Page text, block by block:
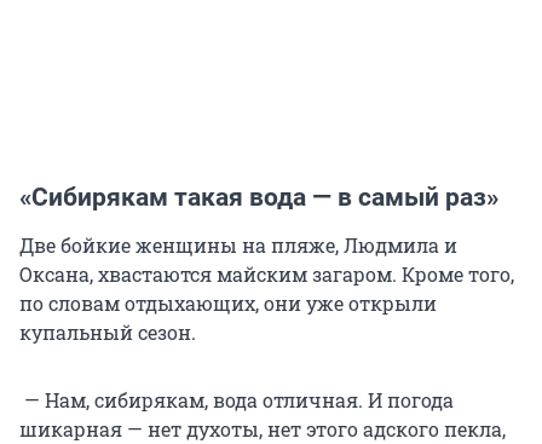
«Сибирякам такая вода — в самый раз»
Две бойкие женщины на пляже, Людмила и
Оксана, хвастаются майским загаром. Кроме того,
по словам отдыхающих, они уже открыли
купальный сезон.
— Нам, сибирякам, вода отличная. И погода
шикарная — нет духоты, нет этого адского пекла,